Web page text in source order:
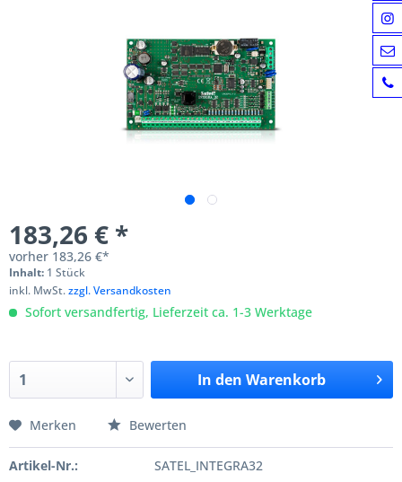
183,26 € *
vorher 183,26 €*
Inhalt: 1 Stück
inkl. MwSt.zzgl. Versandkosten
Sofort versandfertig, Lieferzeit ca. 1-3 Werktage
In den Warenkorb
Merken Bewerten
Artikel-Nr.: SATEL_INTEGRA32